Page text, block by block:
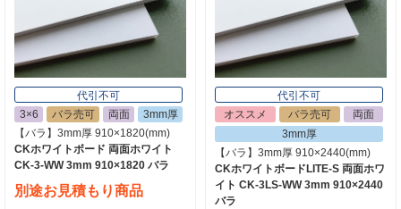
代引不可
3×6
バラ売可 両面
3mm厚
【バラ】3mm厚 910×1820(mm)
CKホワイトボード 両面ホワイト
CK-3-WW 3mm 910×1820 バラ
別途お見積もり商品
代引不可
オススメ
バラ売可
両面
3mm厚
【バラ】3mm厚 910×2440(mm)
CKホワイトボードLITE-S 両面ホワ
イト CK-3LS-WW 3mm 910×2440
バラ